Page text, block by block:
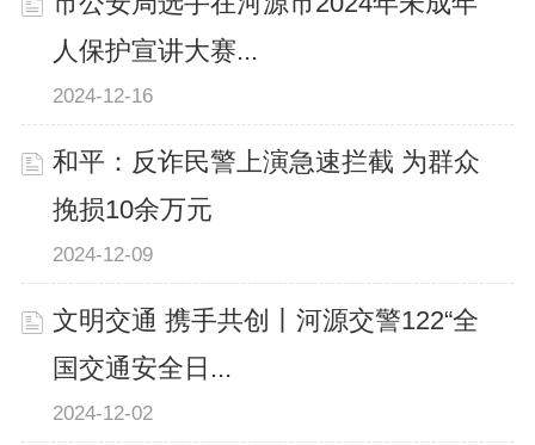
人保护宣讲大赛...
2024-12-16
和平：反诈民警上演急速拦截 为群众
挽损10余万元
2024-12-09
文明交通 携手共创丨河源交警122“全
国交通安全日...
2024-12-02